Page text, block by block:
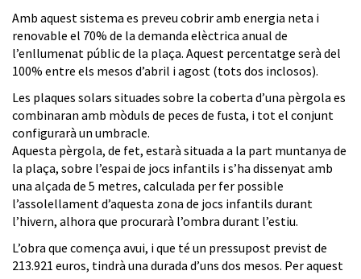
Amb aquest sistema es preveu cobrir amb energia neta i
renovable el 70% de la demanda elèctrica anual de
l’enllumenat públic de la plaça. Aquest percentatge serà del
100% entre els mesos d’abril i agost (tots dos inclosos).
Les plaques solars situades sobre la coberta d’una pèrgola es
combinaran amb mòduls de peces de fusta, i tot el conjunt
configurarà un umbracle.
Aquesta pèrgola, de fet, estarà situada a la part muntanya de
la plaça, sobre l’espai de jocs infantils i s’ha dissenyat amb
una alçada de 5 metres, calculada per fer possible
l’assolellament d’aquesta zona de jocs infantils durant
l’hivern, alhora que procurarà l’ombra durant l’estiu.
L’obra que comença avui, i que té un pressupost previst de
213.921 euros, tindrà una durada d’uns dos mesos. Per aquest